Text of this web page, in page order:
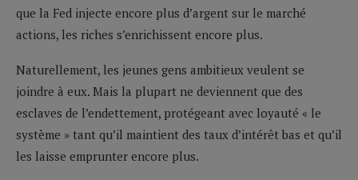
que la Fed injecte encore plus d’argent sur le marché
actions, les riches s’enrichissent encore plus.
Naturellement, les jeunes gens ambitieux veulent se
joindre à eux. Mais la plupart ne deviennent que des
esclaves de l’endettement, protégeant avec loyauté « le
système » tant qu’il maintient des taux d’intérêt bas et qu’il
les laisse emprunter encore plus.